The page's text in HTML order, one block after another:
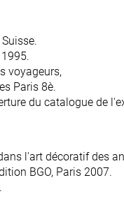
voyageurs,
Paris 8è.
du catalogue de
l'art décoratif des
BGO, Paris 2007.